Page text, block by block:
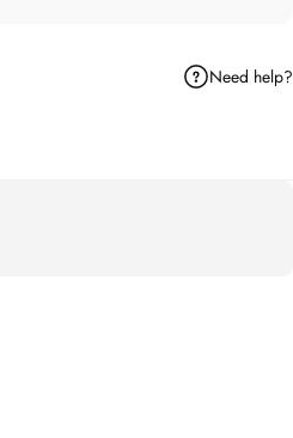
en WhatsApppor correo electrónicoNeed help?